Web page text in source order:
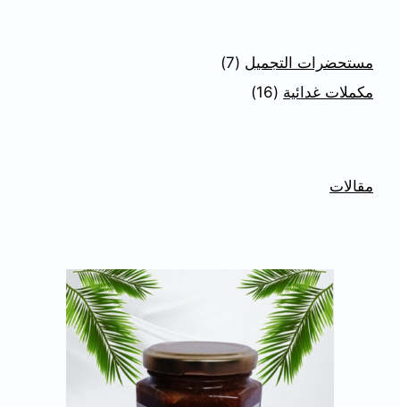
مستحضرات التجميل
7
مكملات غدائية
16
مقالات